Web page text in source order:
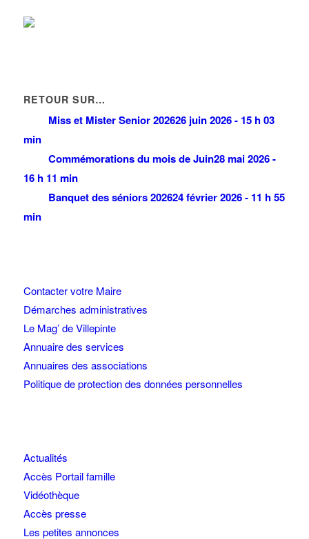
RETOUR SUR…
Miss et Mister Senior 202626 juin 2026 - 15 h 03
min
Commémorations du mois de Juin28 mai 2026 -
16 h 11 min
Banquet des séniors 202624 février 2026 - 11 h 55
min
Contacter votre Maire
Démarches administratives
Le Mag’ de Villepinte
Annuaire des services
Annuaires des associations
Politique de protection des données personnelles
Actualités
Accès Portail famille
Vidéothèque
Accès presse
Les petites annonces